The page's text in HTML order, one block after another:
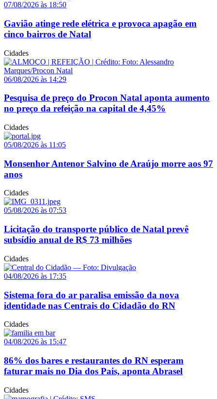
07/08/2026 às 18:50
Gavião atinge rede elétrica e provoca apagão em
cinco bairros de Natal
Cidades
06/08/2026 às 14:29
Pesquisa de preço do Procon Natal aponta aumento
no preço da refeição na capital de 4,45%
Cidades
05/08/2026 às 11:05
Monsenhor Antenor Salvino de Araújo morre aos 97
anos
Cidades
05/08/2026 às 07:53
Licitação do transporte público de Natal prevê
subsídio anual de R$ 73 milhões
Cidades
04/08/2026 às 17:35
Sistema fora do ar paralisa emissão da nova
identidade nas Centrais do Cidadão do RN
Cidades
04/08/2026 às 15:47
86% dos bares e restaurantes do RN esperam
faturar mais no Dia dos Pais, aponta Abrasel
Cidades